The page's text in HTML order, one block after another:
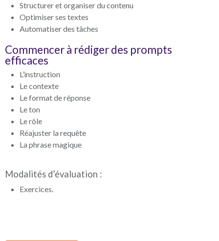
Structurer et organiser du contenu
Optimiser ses textes
Automatiser des tâches
Commencer à rédiger des prompts
efficaces
L’instruction
Le contexte
Le format de réponse
Le ton
Le rôle
Réajuster la requête
La phrase magique
Modalités d’évaluation :
Exercices.